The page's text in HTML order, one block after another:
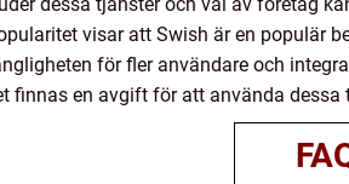
dessa tjänster och val av företag
visar att Swish är en populär
för fler användare och
finnas en avgift för att använda dessa